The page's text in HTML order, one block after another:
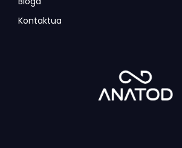
Kontaktua